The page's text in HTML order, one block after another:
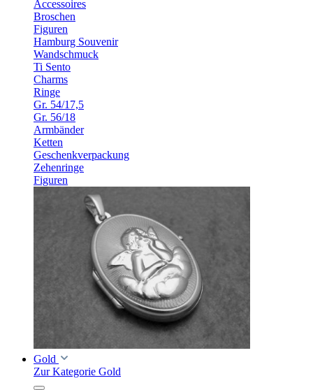
Accessoires
Broschen
Figuren
Hamburg Souvenir
Wandschmuck
Ti Sento
Charms
Ringe
Gr. 54/17,5
Gr. 56/18
Armbänder
Ketten
Geschenkverpackung
Zehenringe
Figuren
Gold
Zur Kategorie Gold